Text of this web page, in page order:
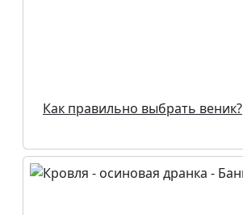
Как правильно выбрать веник?